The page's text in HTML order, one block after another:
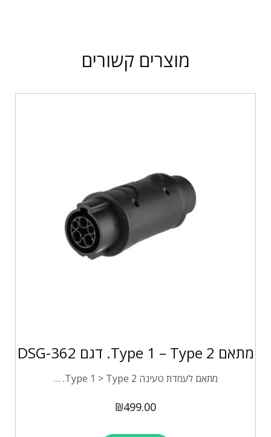
מוצרים קשורים
מתאם Type 1 – Type 2. דגם DSG-362
מתאם לעמדת טעינה Type 1 > Type 2. …
₪499.00